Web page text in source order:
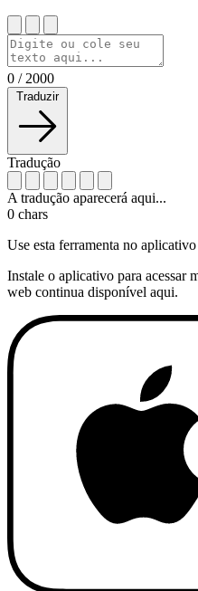
0 / 2000
Traduzir
Tradução
A tradução aparecerá aqui...
0 chars
Use esta ferramenta no
Instale o aplicativo para acessar
web continua disponível aqui.